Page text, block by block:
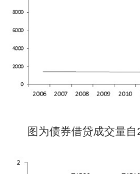
图为债券借贷成交量自